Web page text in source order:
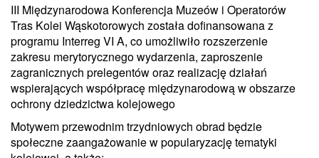
III Międzynarodowa Konferencja Muzeów i Operatorów
Tras Kolei Wąskotorowych została dofinansowana z
programu Interreg VI A, co umożliwiło rozszerzenie
zakresu merytorycznego wydarzenia, zaproszenie
zagranicznych prelegentów oraz realizację działań
wspierających współpracę międzynarodową w obszarze
ochrony dziedzictwa kolejowego
Motywem przewodnim trzydniowych obrad będzie
społeczne zaangażowanie w popularyzację tematyki